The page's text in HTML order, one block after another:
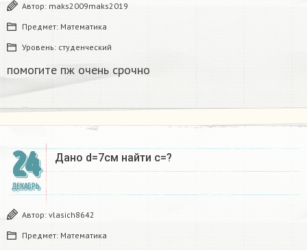
Автор: maks2009maks2019
Предмет: Математика
Уровень: студенческий
помогите пж очень срочно​
24
ДЕКАБРЬ
Дано d=7см найти с=?​
Автор: vlasich8642
Предмет: Математика